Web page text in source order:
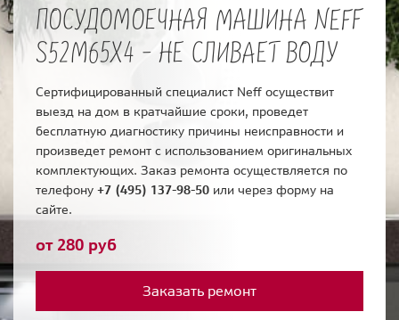
ПОСУДОМОЕЧНАЯ МАШИНА NEFF
S52M65X4 - НЕ СЛИВАЕТ ВОДУ
Сертифицированный специалист Neff осуществит
выезд на дом в кратчайшие сроки, проведет
бесплатную диагностику причины неисправности и
произведет ремонт с использованием оригинальных
комплектующих. Заказ ремонта осуществляется по
телефону +7 (495) 137-98-50 или через форму на
сайте.
от 280 руб
Заказать ремонт